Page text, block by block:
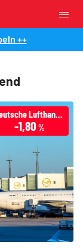
++
Deutsche Lufthansa
-1,80 %